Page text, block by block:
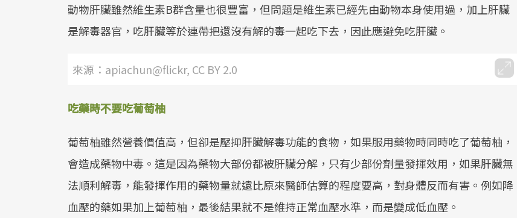
動物肝臟雖然維生素B群含量也很豐富，但問題是維生素已經先由動物本身使用過，加上肝臟
是解毒器官，吃肝臟等於連帶把還沒有解的毒一起吃下去，因此應避免吃肝臟。
來源：apiachun@flickr, CC BY 2.0
吃藥時不要吃葡萄柚
葡萄柚雖然營養價值高，但卻是壓抑肝臟解毒功能的食物，如果服用藥物時同時吃了葡萄柚，
會造成藥物中毒。這是因為藥物大部份都被肝臟分解，只有少部份劑量發揮效用，如果肝臟無
法順利解毒，能發揮作用的藥物量就遠比原來醫師估算的程度要高，對身體反而有害。例如降
血壓的藥如果加上葡萄柚，最後結果就不是維持正常血壓水準，而是變成低血壓。